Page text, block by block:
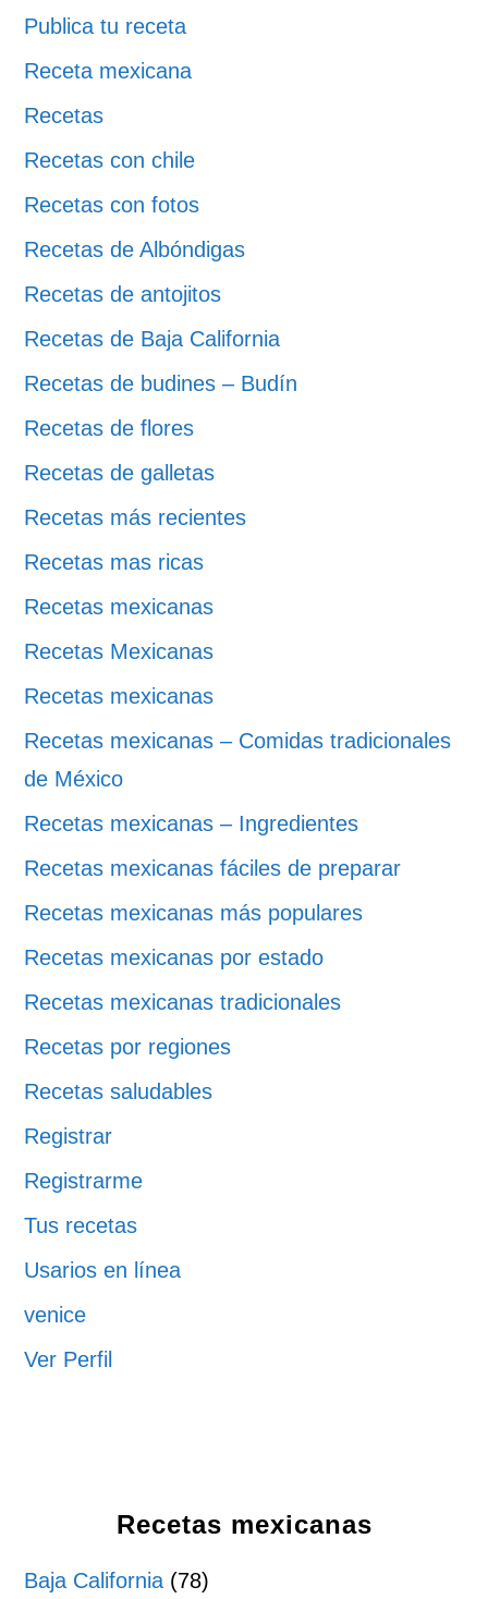
Publica tu receta
Receta mexicana
Recetas
Recetas con chile
Recetas con fotos
Recetas de Albóndigas
Recetas de antojitos
Recetas de Baja California
Recetas de budines – Budín
Recetas de flores
Recetas de galletas
Recetas más recientes
Recetas mas ricas
Recetas mexicanas
Recetas Mexicanas
Recetas mexicanas
Recetas mexicanas – Comidas tradicionales
de México
Recetas mexicanas – Ingredientes
Recetas mexicanas fáciles de preparar
Recetas mexicanas más populares
Recetas mexicanas por estado
Recetas mexicanas tradicionales
Recetas por regiones
Recetas saludables
Registrar
Registrarme
Tus recetas
Usarios en línea
venice
Ver Perfil
Recetas mexicanas
Baja California (78)